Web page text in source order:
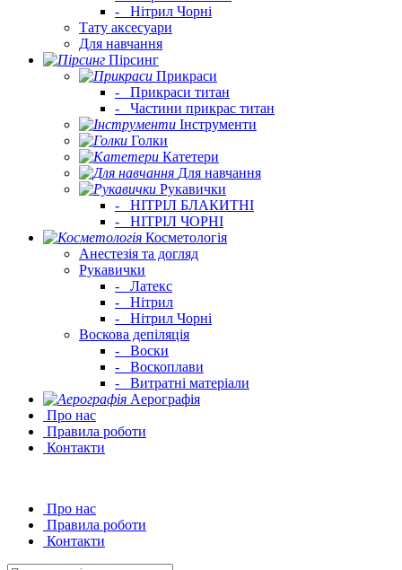
-
Нітрил Чорні
Тату аксесуари
Для навчання
Пірсинг
Прикраси
-
Прикраси титан
-
Частини прикрас титан
Інструменти
Голки
Катетери
Для навчання
Рукавички
-
НІТРІЛ БЛАКИТНІ
-
НІТРІЛ ЧОРНІ
Косметологія
Анестезія та догляд
Рукавички
-
Латекс
-
Нітрил
-
Нітрил Чорні
Воскова депіляція
-
Воски
-
Воскоплави
-
Витратні матеріали
Аерографія
Про нас
Правила роботи
Контакти
Про нас
Правила роботи
Контакти